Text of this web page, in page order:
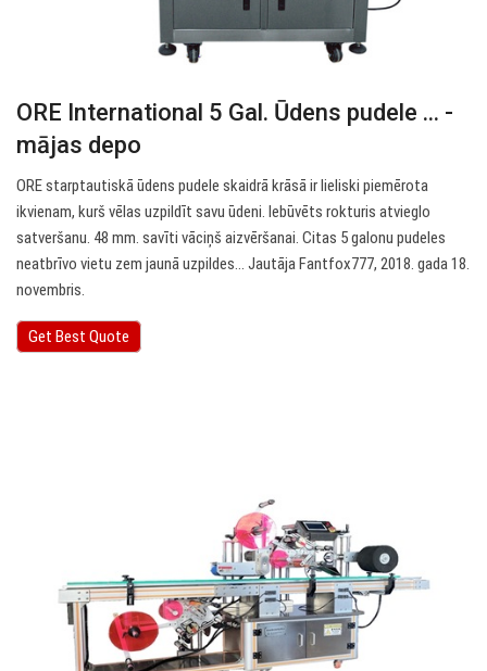
ORE International 5 Gal. Ūdens pudele ... -
mājas depo
ORE starptautiskā ūdens pudele skaidrā krāsā ir lieliski piemērota
ikvienam, kurš vēlas uzpildīt savu ūdeni. Iebūvēts rokturis atvieglo
satveršanu. 48 mm. savīti vāciņš aizvēršanai. Citas 5 galonu pudeles
neatbrīvo vietu zem jaunā uzpildes… Jautāja Fantfox777, 2018. gada 18.
novembris.
Get Best Quote